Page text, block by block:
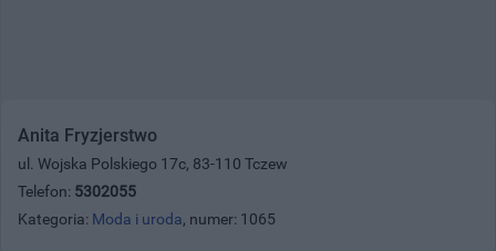
Anita Fryzjerstwo
ul. Wojska Polskiego 17c, 83-110 Tczew
Telefon: 5302055
Kategoria: Moda i uroda, numer: 1065